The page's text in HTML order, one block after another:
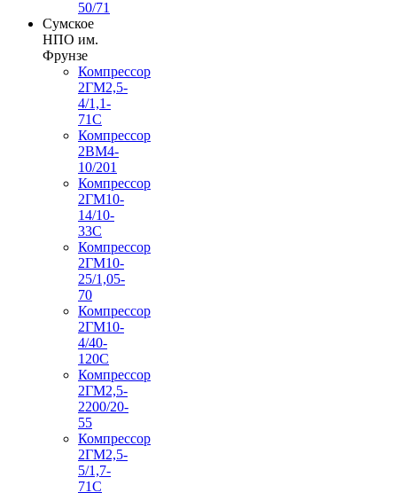
50/71
Сумское
НПО им.
Фрунзе
Компрессор
2ГМ2,5-
4/1,1-
71С
Компрессор
2ВМ4-
10/201
Компрессор
2ГМ10-
14/10-
33С
Компрессор
2ГМ10-
25/1,05-
70
Компрессор
2ГМ10-
4/40-
120С
Компрессор
2ГМ2,5-
2200/20-
55
Компрессор
2ГМ2,5-
5/1,7-
71С